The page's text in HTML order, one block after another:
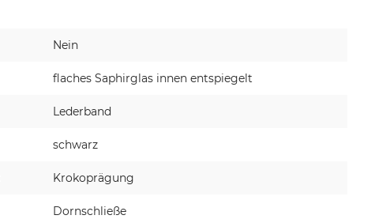
Nein
flaches Saphirglas innen entspiegelt
Lederband
schwarz
Krokoprägung
Dornschließe